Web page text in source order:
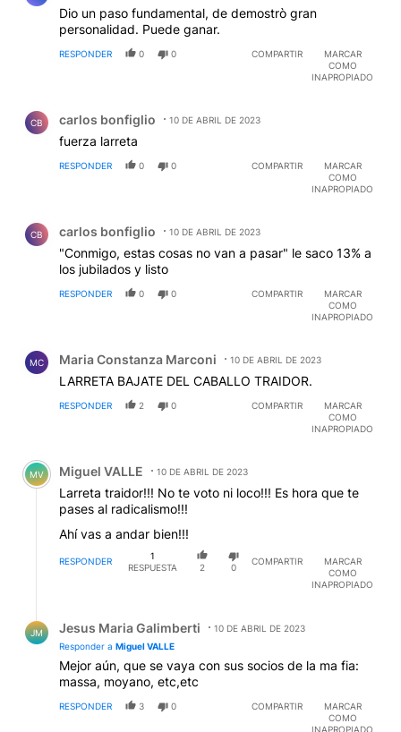
Dio un paso fundamental, de demostrò gran
personalidad. Puede ganar.
RESPONDER 0 0 COMPARTIR
MARCAR
COMO
INAPROPIADO
CB carlos bonfiglio 10 DE ABRIL DE 2023
fuerza larreta
RESPONDER 0 0 COMPARTIR
MARCAR
COMO
INAPROPIADO
CB carlos bonfiglio 10 DE ABRIL DE 2023
"Conmigo, estas cosas no van a pasar" le saco 13% a
los jubilados y listo
RESPONDER 0 0 COMPARTIR
MARCAR
COMO
INAPROPIADO
MC Maria Constanza Marconi 10 DE ABRIL DE 2023
LARRETA BAJATE DEL CABALLO TRAIDOR.
RESPONDER 2 0 COMPARTIR
MARCAR
COMO
INAPROPIADO
Comentario de Miguel VALLE.
MV Miguel VALLE 10 DE ABRIL DE 2023
Larreta traidor!!! No te voto ni loco!!! Es hora que te
pases al radicalismo!!!
Ahí vas a andar bien!!!
RESPONDER
1
RESPUESTA
2 0
COMPARTIR
MARCAR
COMO
INAPROPIADO
JM Jesus Maria Galimberti
10 DE ABRIL DE 2023
Responder a Miguel VALLE
Mejor aún, que se vaya con sus socios de la ma fia:
massa, moyano, etc,etc
RESPONDER 3 0 COMPARTIR
MARCAR
COMO
INAPROPIADO